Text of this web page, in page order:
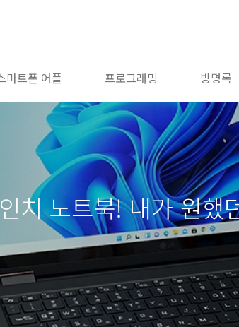
마트폰 어플 프로그래밍 방명록
치 노트북! 내가 원했